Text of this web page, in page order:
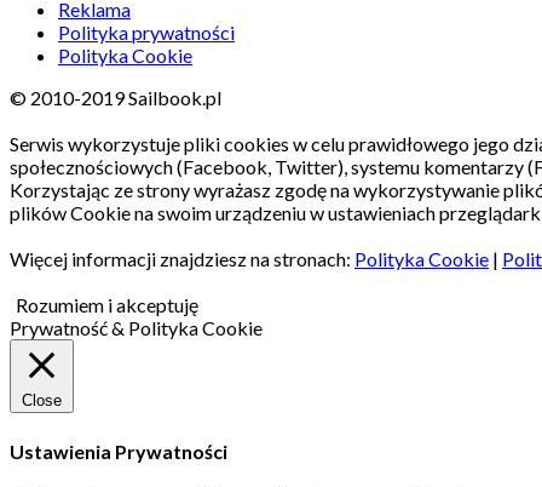
Reklama
Polityka prywatności
Polityka Cookie
© 2010-2019 Sailbook.pl
Serwis wykorzystuje pliki cookies w celu prawidłowego jego
społecznościowych (Facebook, Twitter), systemu komentarzy
Korzystając ze strony wyrażasz zgodę na wykorzystywanie
plików Cookie na swoim urządzeniu w ustawieniach
Więcej informacji znajdziesz na stronach: Polityka Cookie |
Rozumiem i akceptuję
Prywatność & Polityka Cookie
Close
Ustawienia Prywatności